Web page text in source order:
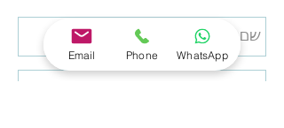
Email Phone WhatsApp